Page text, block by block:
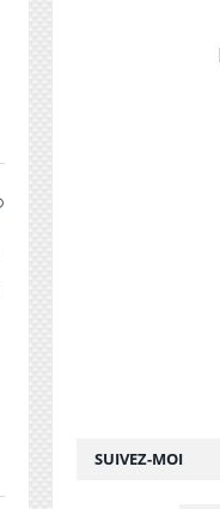
SUIVEZ-MOI